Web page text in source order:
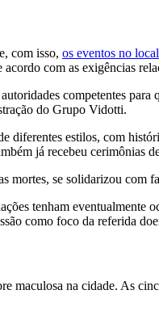
com isso, os eventos no
com as exigências
competentes
do Grupo Vidotti.
diferentes estilos, com
já recebeu cerimônias
mortes, se solidarizou com
tenham
como foco da referida
maculosa na cidade. As